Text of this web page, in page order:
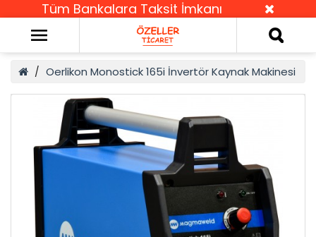
Tüm Bankalara Taksit İmkanı
Oerlikon Monostick 165i İnvertör Kaynak Makinesi